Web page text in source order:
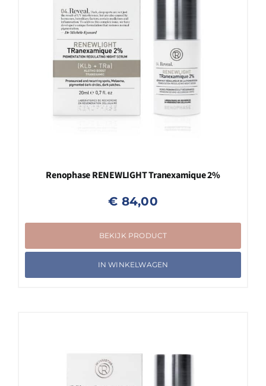
Renophase RENEWLIGHT Tranexamique 2%
€ 84,00
BEKIJK PRODUCT
IN WINKELWAGEN